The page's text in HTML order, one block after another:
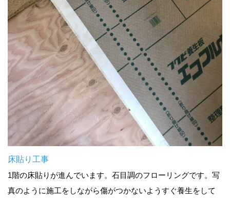
床貼り工事
1階の床貼りが進んでいます。石目調のフローリングです。写
真のように施工をしながら傷がつかないようすぐ養生をして